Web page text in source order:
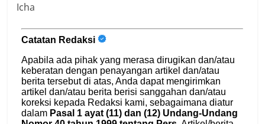
Icha